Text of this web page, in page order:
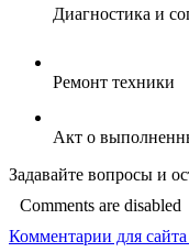
Диагностика и
Ремонт техники
Акт о
Задавайте вопросы и
Comments are disabled
Комментарии для сайта